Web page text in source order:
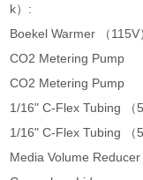
k）:
Boekel Warmer （115V
CO2 Metering Pump
CO2 Metering Pump
1/16" C-Flex Tubing （
1/16" C-Flex Tubing （
Media Volume Reducer